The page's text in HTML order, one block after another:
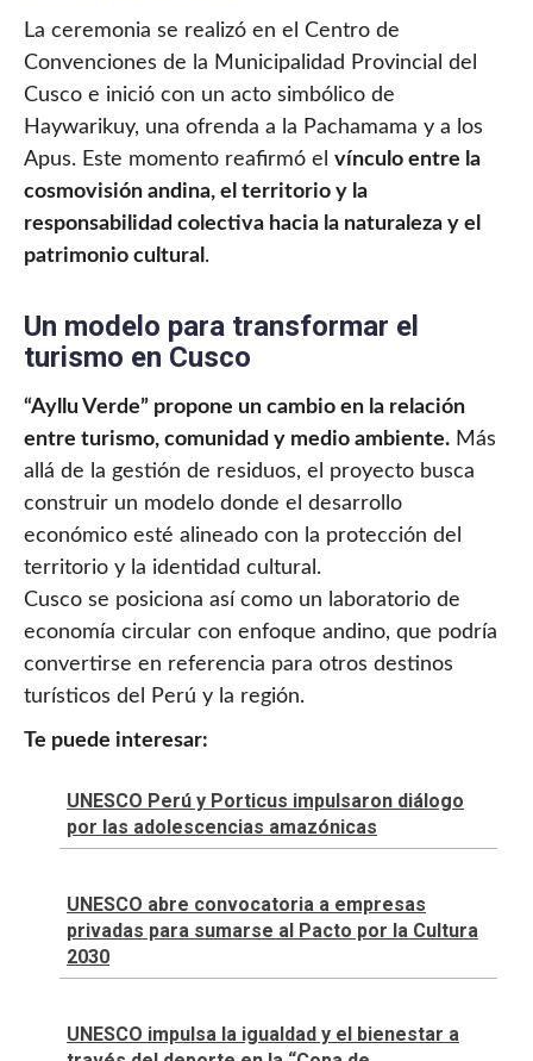
La ceremonia se realizó en el Centro de
Convenciones de la Municipalidad Provincial del
Cusco e inició con un acto simbólico de
Haywarikuy, una ofrenda a la Pachamama y a los
Apus. Este momento reafirmó el vínculo entre la
cosmovisión andina, el territorio y la
responsabilidad colectiva hacia la naturaleza y el
patrimonio cultural .
Un modelo para transformar el
turismo en Cusco
“Ayllu Verde” propone un cambio en la relación
entre turismo, comunidad y medio ambiente. Más
allá de la gestión de residuos, el proyecto busca
construir un modelo donde el desarrollo
económico esté alineado con la protección del
territorio y la identidad cultural.
Cusco se posiciona así como un laboratorio de
economía circular con enfoque andino, que podría
convertirse en referencia para otros destinos
turísticos del Perú y la región.
Te puede interesar:
UNESCO Perú y Porticus impulsaron diálogo
por las adolescencias amazónicas
UNESCO abre convocatoria a empresas
privadas para sumarse al Pacto por la Cultura
2030
UNESCO impulsa la igualdad y el bienestar a